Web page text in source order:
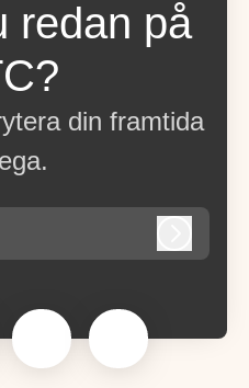
redan på
din framtida